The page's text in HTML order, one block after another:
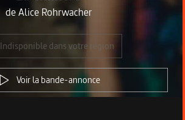
deAlice Rohrwacher
Indisponible dans votre région
Voir la bande-annonce